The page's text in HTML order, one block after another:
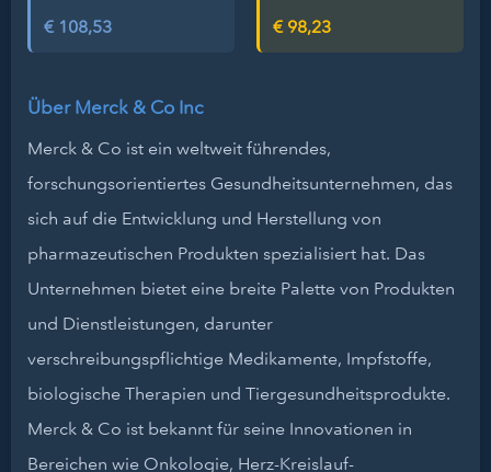
€ 108,53 € 98,23
Über Merck & Co Inc
Merck & Co ist ein weltweit führendes,
forschungsorientiertes Gesundheitsunternehmen, das
sich auf die Entwicklung und Herstellung von
pharmazeutischen Produkten spezialisiert hat. Das
Unternehmen bietet eine breite Palette von Produkten
und Dienstleistungen, darunter
verschreibungspflichtige Medikamente, Impfstoffe,
biologische Therapien und Tiergesundheitsprodukte.
Merck & Co ist bekannt für seine Innovationen in
Bereichen wie Onkologie, Herz-Kreislauf-